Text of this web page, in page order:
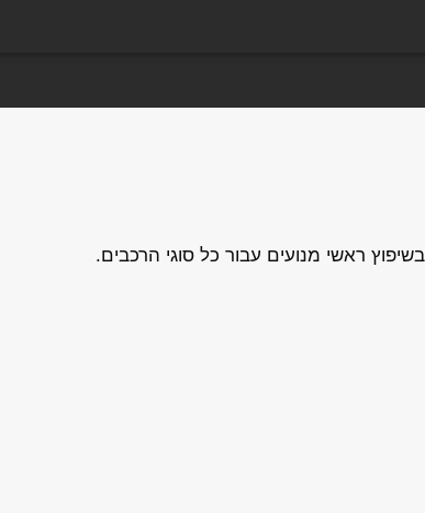
ראשי מנועים עבור כל סוגי הרכבים.